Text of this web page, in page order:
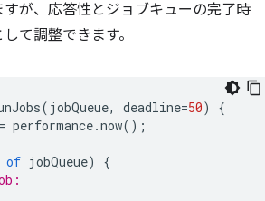
が、応答性とジョブキューの完了時
て調整できます。
( jobQueue, deadline=50)
{
= performance.now();
of jobQueue)
{